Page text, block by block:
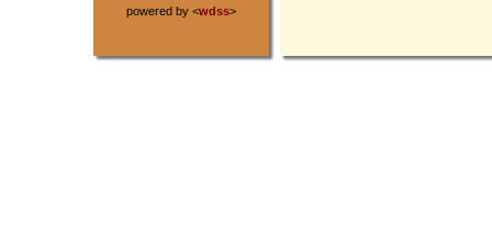
powered by <wdss>